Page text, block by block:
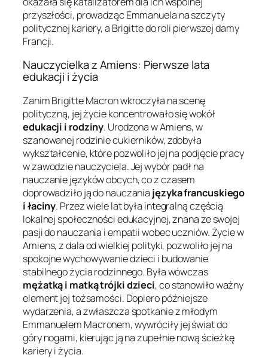
przyszłości, prowadząc Emmanuela na szczyty
politycznej kariery, a Brigitte do roli pierwszej damy
Francji.
Nauczycielka z Amiens: Pierwsze lata
edukacji i życia
Zanim Brigitte Macron wkroczyła na scenę
polityczną, jej życie koncentrowało się wokół
edukacji i rodziny. Urodzona w Amiens, w
szanowanej rodzinie cukierników, zdobyła
wykształcenie, które pozwoliło jej na podjęcie pracy
w zawodzie nauczyciela. Jej wybór padł na
nauczanie języków obcych, co z czasem
doprowadziło ją do nauczania języka francuskiego
i łaciny. Przez wiele lat była integralną częścią
lokalnej społeczności edukacyjnej, znana ze swojej
pasji do nauczania i empatii wobec uczniów. Życie w
Amiens, z dala od wielkiej polityki, pozwoliło jej na
spokojne wychowywanie dzieci i budowanie
stabilnego życia rodzinnego. Była wówczas
mężatką i matką trójki dzieci, co stanowiło ważny
element jej tożsamości. Dopiero późniejsze
wydarzenia, a zwłaszcza spotkanie z młodym
Emmanuelem Macronem, wywróciły jej świat do
góry nogami, kierując ją na zupełnie nową ścieżkę
kariery i życia.